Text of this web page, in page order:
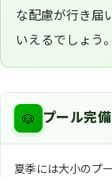
な配慮が行き届
いえるでしょう。
🐶 プール完
夏季には大小のプ